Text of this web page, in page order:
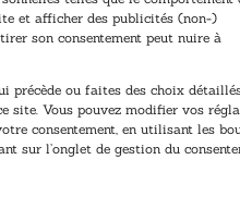
et afficher des publicités (non-)
son consentement peut nuire à
précède ou faites des choix
site. Vous pouvez modifier vos
consentement, en utilisant les
sur l’onglet de gestion du
: fermé